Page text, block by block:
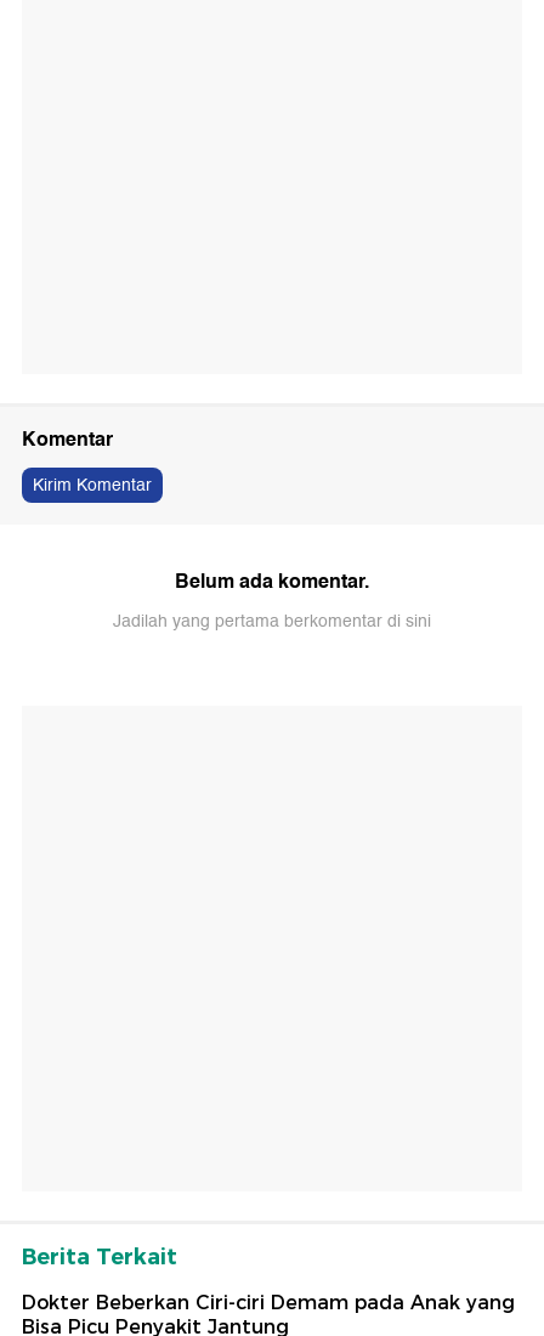
Komentar
Kirim Komentar
Belum ada komentar.
Jadilah yang pertama berkomentar di sini
Berita Terkait
Dokter Beberkan Ciri-ciri Demam pada Anak yang
Bisa Picu Penyakit Jantung